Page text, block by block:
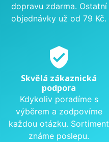
dopravu zdarma. Ostatní
objednávky už od 79 Kč.
verified_user
Skvělá zákaznická
podpora
Kdykoliv poradíme s
výběrem a zodpovíme
každou otázku. Sortiment
známe poslepu.